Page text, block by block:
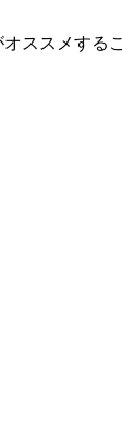
ススメする